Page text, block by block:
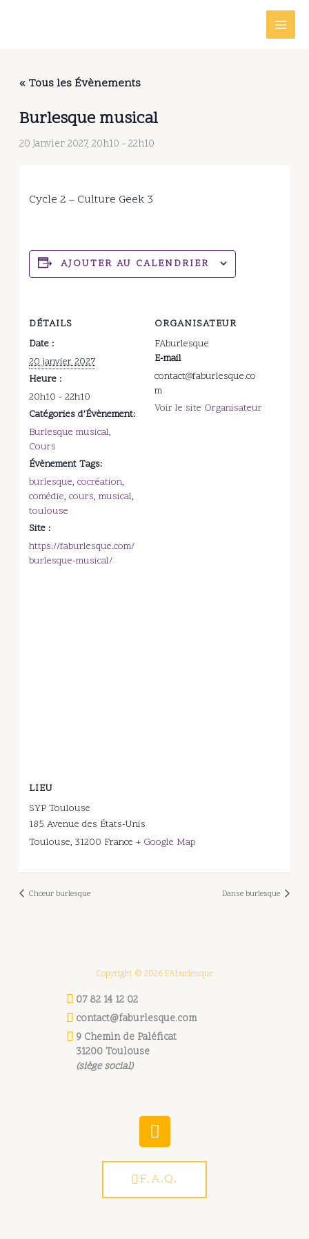
« Tous les Évènements
Burlesque musical
20 janvier 2027, 20h10 - 22h10
Cycle 2 – Culture Geek 3
AJOUTER AU CALENDRIER
DÉTAILS
Date :
20 janvier 2027
Heure :
20h10 - 22h10
Catégories d’Évènement:
Burlesque musical,
Cours
Évènement Tags:
burlesque,cocréation,
comédie,cours,musical,
toulouse
Site :
https://faburlesque.com/
burlesque-musical/
ORGANISATEUR
FAburlesque
E-mail
contact@faburlesque.co
m
Voir le site Organisateur
LIEU
SYP Toulouse
185 Avenue des États-Unis
Toulouse, 31200 France + Google Map
Chœur burlesque Danse burlesque
Copyright © 2026 FAburlesque
07 82 14 12 02
contact@faburlesque.com
9 Chemin de Paléficat
31200 Toulouse
(siège social)
W
h
a
t
s
F.A.Q.